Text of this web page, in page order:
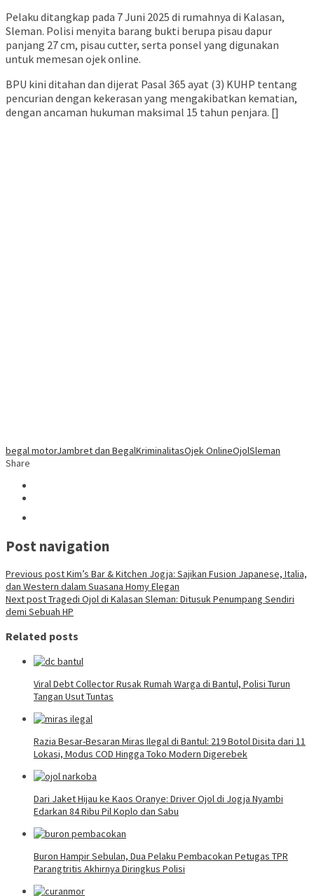
Pelaku ditangkap pada 7 Juni 2025 di rumahnya di Kalasan,
Sleman. Polisi menyita barang bukti berupa pisau dapur
panjang 27 cm, pisau cutter, serta ponsel yang digunakan
untuk memesan ojek online.
BPU kini ditahan dan dijerat Pasal 365 ayat (3) KUHP tentang
pencurian dengan kekerasan yang mengakibatkan kematian,
dengan ancaman hukuman maksimal 15 tahun penjara. []
begal motorJambret dan BegalKriminalitasOjek OnlineOjolSleman
Share
Post navigation
Previous postKim’s Bar & Kitchen Jogja: Sajikan Fusion Japanese, Italia,
dan Western dalam Suasana Homy Elegan
Next postTragedi Ojol di Kalasan Sleman: Ditusuk Penumpang Sendiri
demi Sebuah HP
Related posts
Viral Debt Collector Rusak Rumah Warga di Bantul, Polisi Turun
Tangan Usut Tuntas
Razia Besar-Besaran Miras Ilegal di Bantul: 219 Botol Disita dari 11
Lokasi, Modus COD Hingga Toko Modern Digerebek
Dari Jaket Hijau ke Kaos Oranye: Driver Ojol di Jogja Nyambi
Edarkan 84 Ribu Pil Koplo dan Sabu
Buron Hampir Sebulan, Dua Pelaku Pembacokan Petugas TPR
Parangtritis Akhirnya Diringkus Polisi